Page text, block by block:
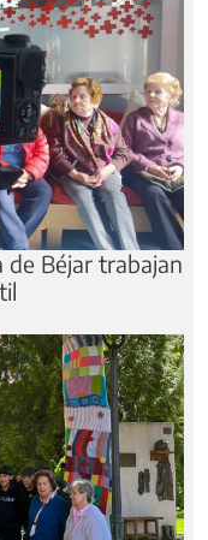
Béjar trabajan